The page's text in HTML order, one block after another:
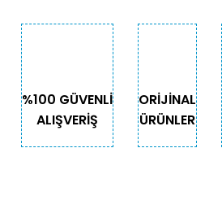
%100 GÜVENLİ
ALIŞVERİŞ
ORİJİNAL
ÜRÜNLER